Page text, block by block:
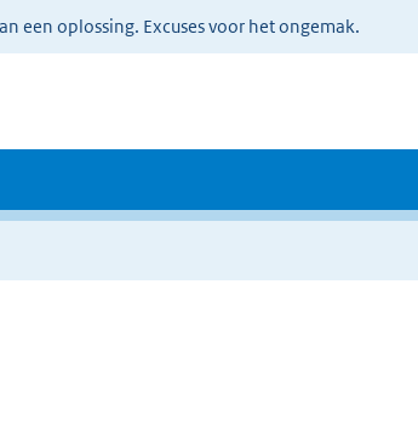
een oplossing. Excuses voor het ongemak.